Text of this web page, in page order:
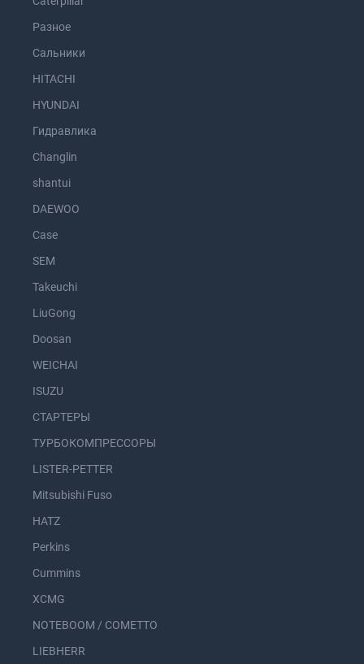
Разное
Сальники
HITACHI
HYUNDAI
Гидравлика
Changlin
shantui
DAEWOO
Case
SEM
Takeuchi
LiuGong
Doosan
WEICHAI
ISUZU
СТАРТЕРЫ
ТУРБОКОМПРЕССОРЫ
LISTER-PETTER
Mitsubishi Fuso
HATZ
Perkins
Cummins
XCMG
NOTEBOOM / COMETTO
LIEBHERR